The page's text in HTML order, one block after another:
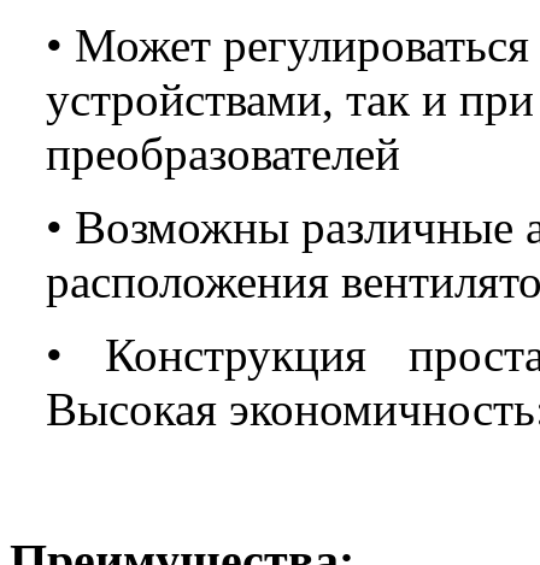
• Может
устройствами, так и
преобразователей
• Возможны различные
расположения
• Конструкция
Высокая